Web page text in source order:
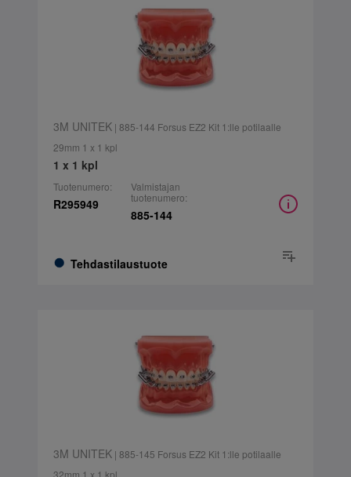
3M UNITEK| 885-144 Forsus EZ2 Kit 1:lle potilaalle
29mm 1 x 1 kpl
1 x 1 kpl
Tuotenumero:
R295949
Tehdastilaustuote
Valmistajan
tuotenumero:
885-144
3M UNITEK| 885-145 Forsus EZ2 Kit 1:lle potilaalle
32mm 1 x 1 kpl